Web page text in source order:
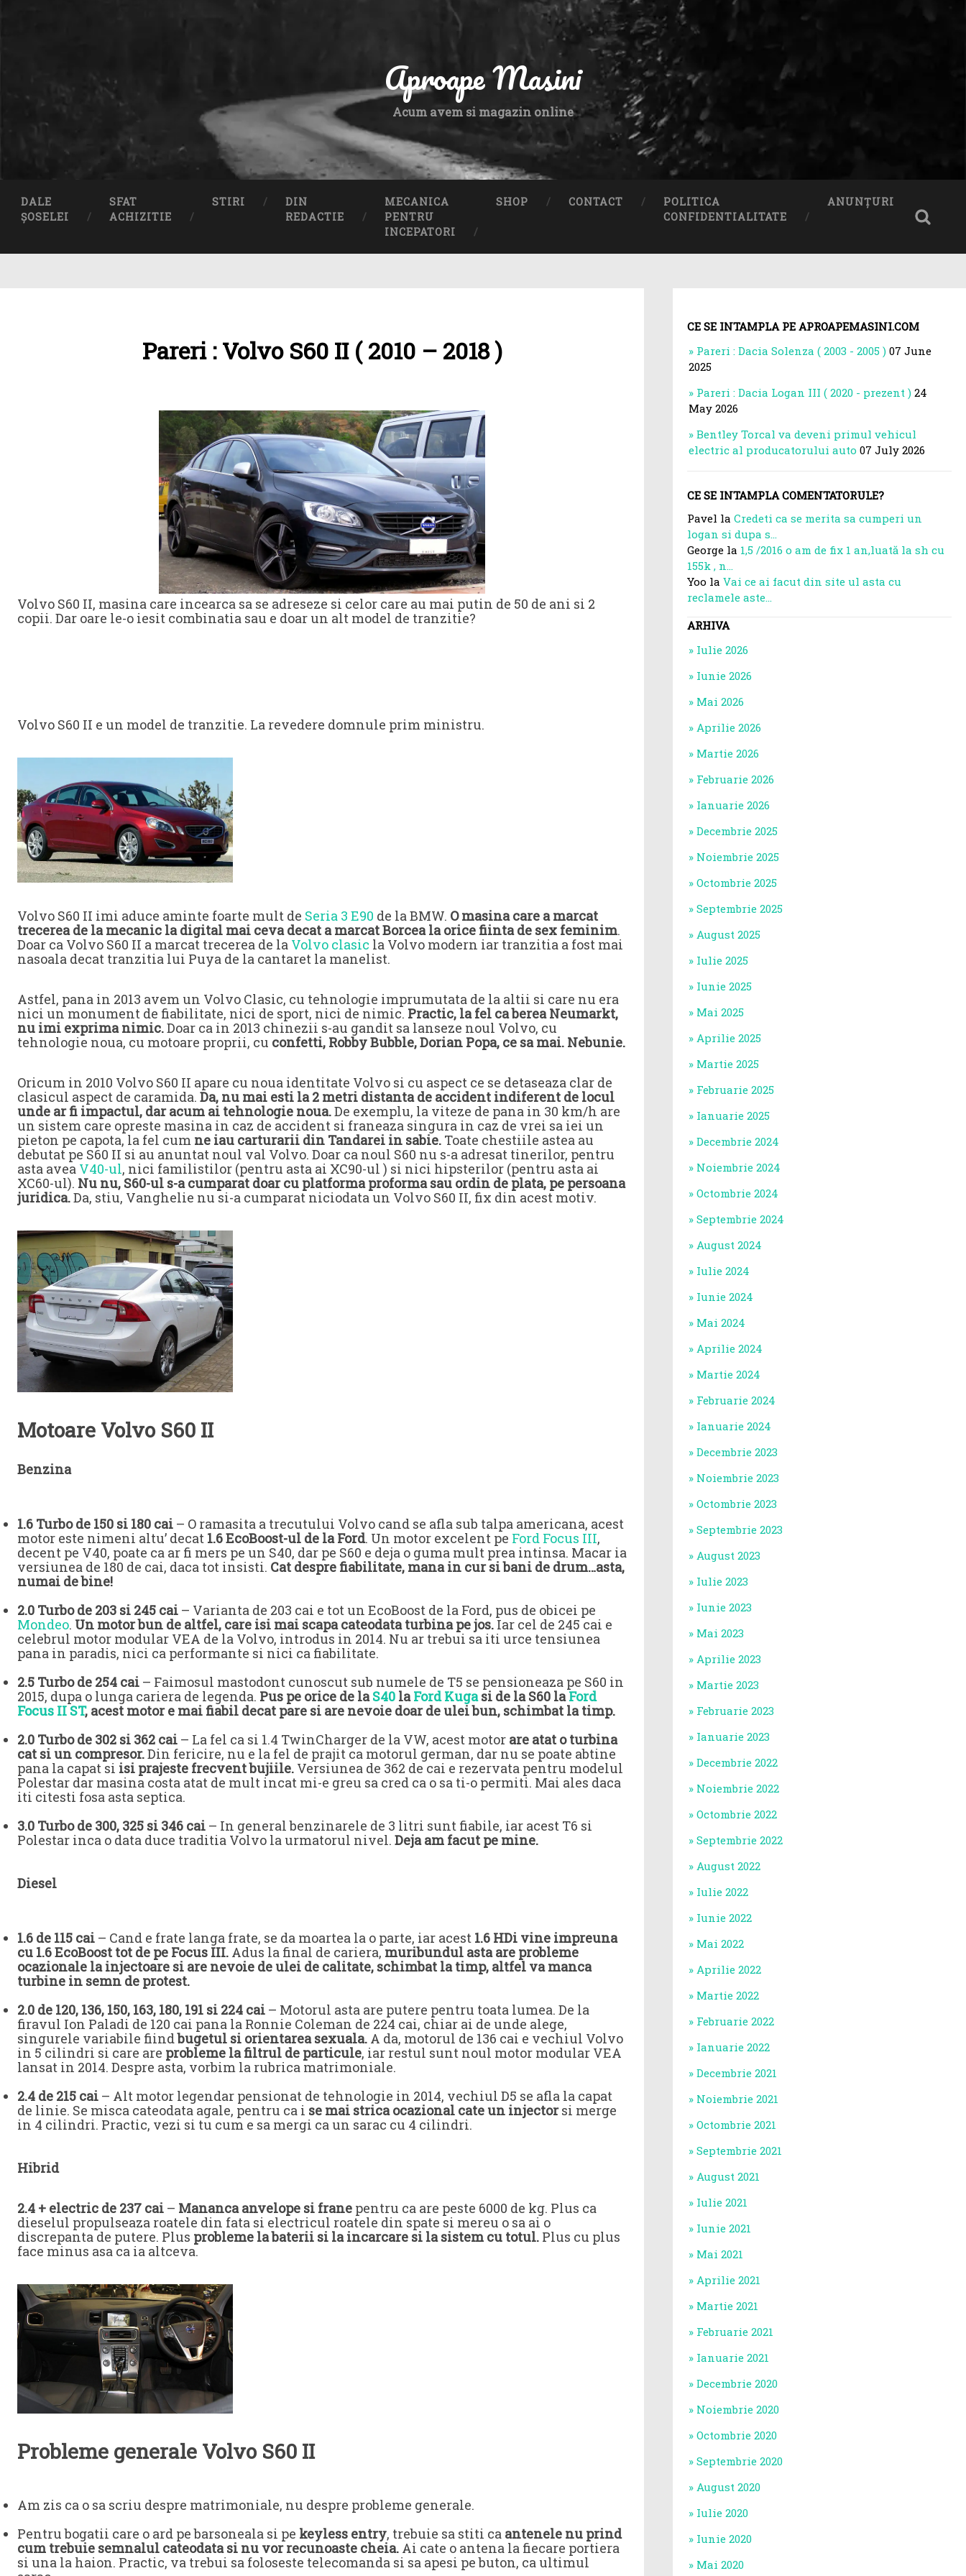
Aproape Masini
Acum avem si magazin online
DALE
ȘOSELEI
SFAT
ACHIZITIE
STIRI
DIN
REDACTIE
MECANICA
PENTRU
INCEPATORI
SHOP CONTACT
POLITICA
CONFIDENTIALITATE
ANUNȚURI
Pareri : Volvo S60 II ( 2010 – 2018 )
Volvo S60 II, masina care incearca sa se adreseze si celor care au mai putin de 50 de ani si 2
copii. Dar oare le-o iesit combinatia sau e doar un alt model de tranzitie?
Volvo S60 II e un model de tranzitie. La revedere domnule prim ministru.
Volvo S60 II imi aduce aminte foarte mult de Seria 3 E90 de la BMW. O masina care a marcat
trecerea de la mecanic la digital mai ceva decat a marcat Borcea la orice fiinta de sex feminim.
Doar ca Volvo S60 II a marcat trecerea de la Volvo clasic la Volvo modern iar tranzitia a fost mai
nasoala decat tranzitia lui Puya de la cantaret la manelist.
Astfel, pana in 2013 avem un Volvo Clasic, cu tehnologie imprumutata de la altii si care nu era
nici un monument de fiabilitate, nici de sport, nici de nimic. Practic, la fel ca berea Neumarkt,
nu imi exprima nimic.Doar ca in 2013 chinezii s-au gandit sa lanseze noul Volvo, cu
tehnologie noua, cu motoare proprii, cu confetti, Robby Bubble, Dorian Popa, ce sa mai. Nebunie.
Oricum in 2010 Volvo S60 II apare cu noua identitate Volvo si cu aspect ce se detaseaza clar de
clasicul aspect de caramida. Da, nu mai esti la 2 metri distanta de accident indiferent de locul
unde ar fi impactul, dar acum ai tehnologie noua.De exemplu, la viteze de pana in 30 km/h are
un sistem care opreste masina in caz de accident si franeaza singura in caz de vrei sa iei un
pieton pe capota, la fel cum ne iau carturarii din Tandarei in sabie. Toate chestiile astea au
debutat pe S60 II si au anuntat noul val Volvo. Doar ca noul S60 nu s-a adresat tinerilor, pentru
asta avea V40-ul, nici familistilor (pentru asta ai XC90-ul ) si nici hipsterilor (pentru asta ai
XC60-ul). Nu nu, S60-ul s-a cumparat doar cu platforma proforma sau ordin de plata, pe persoana
juridica.Da, stiu, Vanghelie nu si-a cumparat niciodata un Volvo S60 II, fix din acest motiv.
Motoare Volvo S60 II
Benzina
1.6 Turbo de 150 si 180 cai – O ramasita a trecutului Volvo cand se afla sub talpa americana, acest
motor este nimeni altu’ decat 1.6 EcoBoost-ul de la Ford. Un motor excelent pe Ford Focus III,
decent pe V40, poate ca ar fi mers pe un S40, dar pe S60 e deja o guma mult prea intinsa. Macar ia
versiunea de 180 de cai, daca tot insisti. Cat despre fiabilitate, mana in cur si bani de drum…asta,
numai de bine!
2.0 Turbo de 203 si 245 cai – Varianta de 203 cai e tot un EcoBoost de la Ford, pus de obicei pe
Mondeo. Un motor bun de altfel, care isi mai scapa cateodata turbina pe jos. Iar cel de 245 cai e
celebrul motor modular VEA de la Volvo, introdus in 2014. Nu ar trebui sa iti urce tensiunea
pana in paradis, nici ca performante si nici ca fiabilitate.
2.5 Turbo de 254 cai – Faimosul mastodont cunoscut sub numele de T5 se pensioneaza pe S60 in
2015, dupa o lunga cariera de legenda. Pus pe orice de laS40 laFord Kugasi de la S60 laFord
Focus II ST, acest motor e mai fiabil decat pare si are nevoie doar de ulei bun, schimbat la timp.
2.0 Turbo de 302 si 362 cai – La fel ca si 1.4 TwinCharger de la VW, acest motor are atat o turbina
cat si un compresor.Din fericire, nu e la fel de prajit ca motorul german, dar nu se poate abtine
pana la capat si isi prajeste frecvent bujiile. Versiunea de 362 de cai e rezervata pentru modelul
Polestar dar masina costa atat de mult incat mi-e greu sa cred ca o sa ti-o permiti. Mai ales daca
iti citesti fosa asta septica.
3.0 Turbo de 300, 325 si 346 cai – In general benzinarele de 3 litri sunt fiabile, iar acest T6 si
Polestar inca o data duce traditia Volvo la urmatorul nivel. Deja am facut pe mine.
Diesel
1.6 de 115 cai – Cand e frate langa frate, se da moartea la o parte, iar acest 1.6 HDi vine impreuna
cu 1.6 EcoBoost tot de pe Focus III. Adus la final de cariera, muribundul asta are probleme
ocazionale la injectoare si are nevoie de ulei de calitate, schimbat la timp, altfel va manca
turbine in semn de protest.
2.0 de 120, 136, 150, 163, 180, 191 si 224 cai – Motorul asta are putere pentru toata lumea. De la
firavul Ion Paladi de 120 cai pana la Ronnie Coleman de 224 cai, chiar ai de unde alege,
singurele variabile fiindbugetul si orientarea sexuala. A da, motorul de 136 cai e vechiul Volvo
in 5 cilindri si care are probleme la filtrul de particule, iar restul sunt noul motor modular VEA
lansat in 2014. Despre asta, vorbim la rubrica matrimoniale.
2.4 de 215 cai – Alt motor legendar pensionat de tehnologie in 2014, vechiul D5 se afla la capat
de linie. Se misca cateodata agale, pentru ca i se mai strica ocazional cate un injectorsi merge
in 4 cilindri. Practic, vezi si tu cum e sa mergi ca un sarac cu 4 cilindri.
Hibrid
2.4 + electric de 237 cai – Mananca anvelope si frane pentru ca are peste 6000 de kg. Plus ca
dieselul propulseaza roatele din fata si electricul roatele din spate si mereu o sa ai o
discrepanta de putere. Plus probleme la baterii si la incarcare si la sistem cu totul. Plus cu plus
face minus asa ca ia altceva.
Probleme generale Volvo S60 II
Am zis ca o sa scriu despre matrimoniale, nu despre probleme generale.
Pentru bogatii care o ard pe barsoneala si pe keyless entry, trebuie sa stiti ca antenele nu prind
cum trebuie semnalul cateodata si nu vor recunoaste cheia. Ai cate o antena la fiecare portiera
si una la haion. Practic, va trebui sa foloseste telecomanda si sa apesi pe buton, ca ultimul
CE SE INTAMPLA PE APROAPEMASINI.COM
Pareri : Dacia Solenza ( 2003 - 2005 ) 07 June
2025
Pareri : Dacia Logan III ( 2020 - prezent ) 24
May 2026
Bentley Torcal va deveni primul vehicul
electric al producatorului auto 07 July 2026
CE SE INTAMPLA COMENTATORULE?
Pavel la Credeti ca se merita sa cumperi un
logan si dupa s...
George la 1,5 /2016 o am de fix 1 an,luată la sh cu
155k , n...
Yoo la Vai ce ai facut din site ul asta cu
reclamele aste...
ARHIVA
Iulie 2026
Iunie 2026
Mai 2026
Aprilie 2026
Martie 2026
Februarie 2026
Ianuarie 2026
Decembrie 2025
Noiembrie 2025
Octombrie 2025
Septembrie 2025
August 2025
Iulie 2025
Iunie 2025
Mai 2025
Aprilie 2025
Martie 2025
Februarie 2025
Ianuarie 2025
Decembrie 2024
Noiembrie 2024
Octombrie 2024
Septembrie 2024
August 2024
Iulie 2024
Iunie 2024
Mai 2024
Aprilie 2024
Martie 2024
Februarie 2024
Ianuarie 2024
Decembrie 2023
Noiembrie 2023
Octombrie 2023
Septembrie 2023
August 2023
Iulie 2023
Iunie 2023
Mai 2023
Aprilie 2023
Martie 2023
Februarie 2023
Ianuarie 2023
Decembrie 2022
Noiembrie 2022
Octombrie 2022
Septembrie 2022
August 2022
Iulie 2022
Iunie 2022
Mai 2022
Aprilie 2022
Martie 2022
Februarie 2022
Ianuarie 2022
Decembrie 2021
Noiembrie 2021
Octombrie 2021
Septembrie 2021
August 2021
Iulie 2021
Iunie 2021
Mai 2021
Aprilie 2021
Martie 2021
Februarie 2021
Ianuarie 2021
Decembrie 2020
Noiembrie 2020
Octombrie 2020
Septembrie 2020
August 2020
Iulie 2020
Iunie 2020
Mai 2020